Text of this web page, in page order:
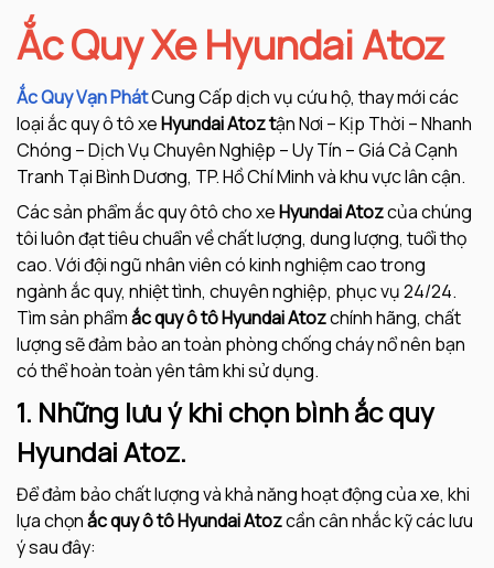
Ắc Quy Xe Hyundai Atoz
Ắc Quy Vạn PhátCung Cấp dịch vụ cứu hộ, thay mới các
loại ắc quy ô tô xeHyundai Atoz tận Nơi – Kịp Thời – Nhanh
Chóng – Dịch Vụ Chuyên Nghiệp – Uy Tín – Giá Cả Cạnh
Tranh Tại Bình Dương, TP. Hồ Chí Minh và khu vực lân cận.
Các sản phẩm ắc quy ôtô cho xeHyundai Atozcủa chúng
tôi luôn đạt tiêu chuẩn về chất lượng, dung lượng, tuổi thọ
cao. Với đội ngũ nhân viên có kinh nghiệm cao trong
ngành ắc quy, nhiệt tình, chuyên nghiệp, phục vụ 24/24.
Tìm sản phẩmắc quy ô tô Hyundai Atozchính hãng, chất
lượng sẽ đảm bảo an toàn phòng chống cháy nổ nên bạn
có thể hoàn toàn yên tâm khi sử dụng.
1. Những lưu ý khi chọn bình ắc quy
Hyundai Atoz.
Để đảm bảo chất lượng và khả năng hoạt động của xe, khi
lựa chọnắc quy ô tôHyundai Atozcần cân nhắc kỹ các lưu
ý sau đây: